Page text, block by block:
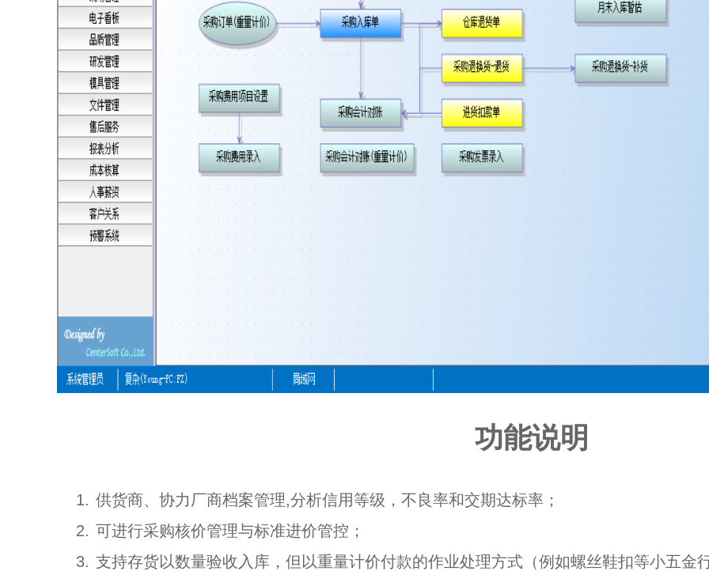
功能说明
1. 供货商、协力厂商档案管理,分析信用等级，不良率和交期达标率；
2. 可进行采购核价管理与标准进价管控；
3. 支持存货以数量验收入库，但以重量计价付款的作业处理方式（例如螺丝鞋扣等小五金